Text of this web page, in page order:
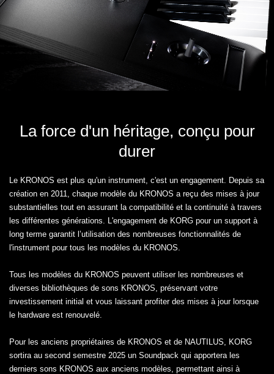
La force d'un héritage, conçu pour
durer
Le KRONOS est plus qu'un instrument, c'est un engagement. Depuis sa
création en 2011, chaque modèle du KRONOS a reçu des mises à jour
substantielles tout en assurant la compatibilité et la continuité à travers
les différentes générations. L'engagement de KORG pour un support à
long terme garantit l’utilisation des nombreuses fonctionnalités de
l'instrument pour tous les modèles du KRONOS.
Tous les modèles du KRONOS peuvent utiliser les nombreuses et
diverses bibliothèques de sons KRONOS, préservant votre
investissement initial et vous laissant profiter des mises à jour lorsque
le hardware est renouvelé.
Pour les anciens propriétaires de KRONOS et de NAUTILUS, KORG
sortira au second semestre 2025 un Soundpack qui apportera les
derniers sons KRONOS aux anciens modèles, permettant ainsi à